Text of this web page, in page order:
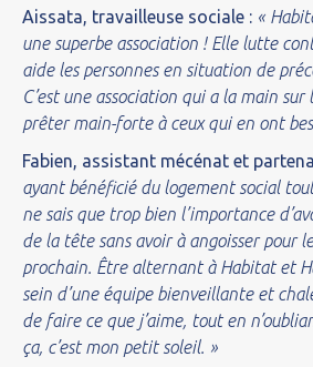
Aissata, travailleuse sociale : «
une superbe association ! Elle lutte
aide les personnes en situation de
C’est une association qui a la main
prêter main-forte à ceux qui en ont
Fabien, assistant mécénat et
ayant bénéficié du logement social
ne sais que trop bien l’importance
de la tête sans avoir à angoisser pour
prochain. Être alternant à Habitat et
sein d’une équipe bienveillante et
de faire ce que j’aime, tout en
ça, c’est mon petit soleil. »